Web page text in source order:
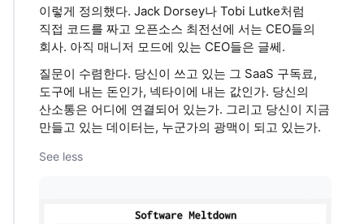
이렇게 정의했다. Jack Dorsey나 Tobi Lutke처럼
직접 코드를 짜고 오픈소스 최전선에 서는 CEO들의
회사. 아직 매니저 모드에 있는 CEO들은 글쎄.
질문이 수렴한다. 당신이 쓰고 있는 그 SaaS 구독료,
도구에 내는 돈인가, 넥타이에 내는 값인가. 당신의
산소통은 어디에 연결되어 있는가. 그리고 당신이 지금
만들고 있는 데이터는, 누군가의 광맥이 되고 있는가.
See less